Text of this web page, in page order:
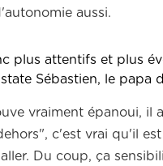
aussi.
plus attentifs et plus
Sébastien, le papa
vraiment épanoui, il
c'est vrai qu'il est
Du coup, ça